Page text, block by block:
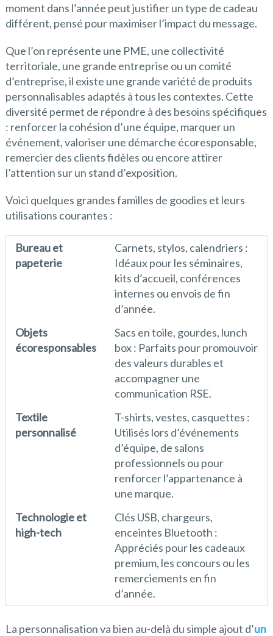
moment dans l’année peut justifier un type de cadeau
différent, pensé pour maximiser l’impact du message.
Que l’on représente une PME, une collectivité
territoriale, une grande entreprise ou un comité
d’entreprise, il existe une grande variété de produits
personnalisables adaptés à tous les contextes. Cette
diversité permet de répondre à des besoins spécifiques
: renforcer la cohésion d’une équipe, marquer un
événement, valoriser une démarche écoresponsable,
remercier des clients fidèles ou encore attirer
l’attention sur un stand d’exposition.
Voici quelques grandes familles de goodies et leurs
utilisations courantes :
Bureau et
papeterie
Carnets, stylos, calendriers :
Idéaux pour les séminaires,
kits d’accueil, conférences
internes ou envois de fin
d’année.
Objets
écoresponsables
Sacs en toile, gourdes, lunch
box : Parfaits pour promouvoir
des valeurs durables et
accompagner une
communication RSE.
Textile
personnalisé
T-shirts, vestes, casquettes :
Utilisés lors d’événements
d’équipe, de salons
professionnels ou pour
renforcer l’appartenance à
une marque.
Technologie et
high-tech
Clés USB, chargeurs,
enceintes Bluetooth :
Appréciés pour les cadeaux
premium, les concours ou les
remerciements en fin
d’année.
La personnalisation va bien au-delà du simple ajout d’un